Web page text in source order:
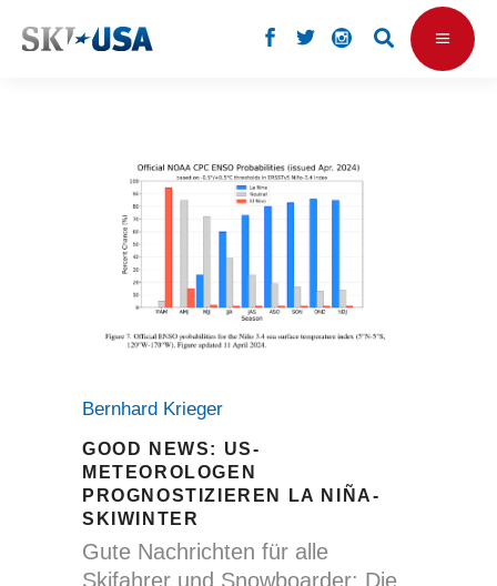
Bernhard Krieger
GOOD NEWS: US-
METEOROLOGEN
PROGNOSTIZIEREN LA NIÑA-
SKIWINTER
Gute Nachrichten für alle
Skifahrer und Snowboarder: Die